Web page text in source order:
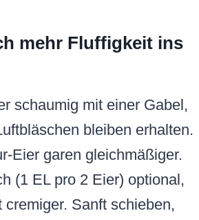
mehr Fluffigkeit ins
schaumig mit einer Gabel,
bleiben erhalten.
Eier garen gleichmäßiger.
(1 EL pro 2 Eier) optional,
cremiger. Sanft schieben,